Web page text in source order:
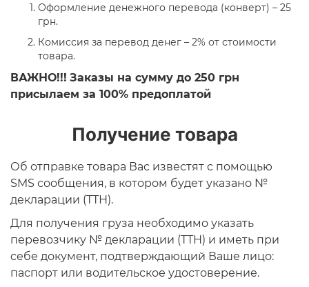
Оформление денежного перевода (конверт) – 25
грн.
Комиссия за перевод денег – 2% от стоимости
товара.
ВАЖНО!!! Заказы на сумму до 250 грн
присылаем за 100% предоплатой
Получение товара
Об отправке товара Вас известят с помощью
SMS сообщения, в котором будет указано №
декларации (ТТН).
Для получения груза необходимо указать
перевозчику № декларации (ТТН) и иметь при
себе документ, подтверждающий Ваше лицо:
паспорт или водительское удостоверение.